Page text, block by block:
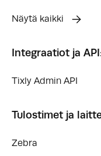
Näytä kaikki
Integraatiot ja
Tixly Admin API
Tulostimet ja
Zebra